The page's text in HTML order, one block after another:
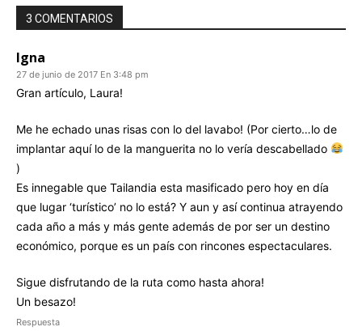
3 COMENTARIOS
Igna
27 de junio de 2017 En 3:48 pm
Gran artículo, Laura!
Me he echado unas risas con lo del lavabo! (Por cierto…lo de
implantar aquí lo de la manguerita no lo vería descabellado
)
Es innegable que Tailandia esta masificado pero hoy en día
que lugar ‘turístico’ no lo está? Y aun y así continua atrayendo
cada año a más y más gente además de por ser un destino
económico, porque es un país con rincones espectaculares.
Sigue disfrutando de la ruta como hasta ahora!
Un besazo!
Respuesta